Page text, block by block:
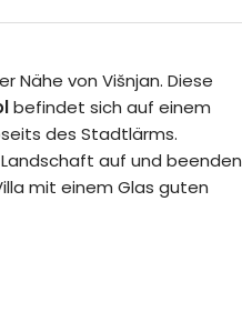
Nähe von Višnjan. Diese
befindet sich auf einem
des Stadtlärms.
auf und beenden
mit einem Glas guten